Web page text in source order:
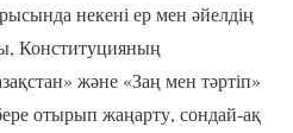
некені ер мен әйелдің
Конституцияның
және «Заң мен тәртіп»
отырып жаңарту, сондай-ақ